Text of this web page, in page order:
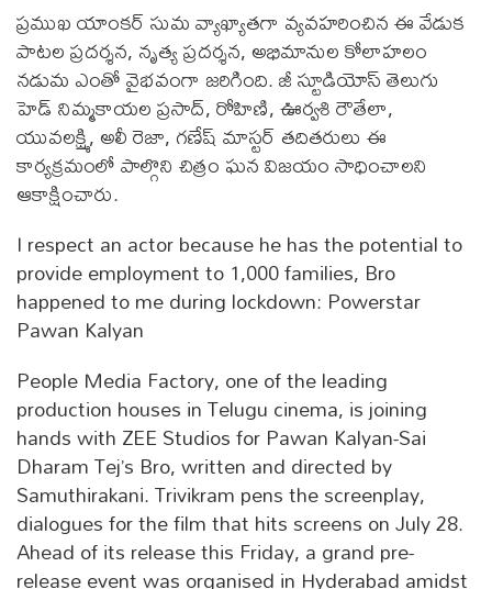
ప్రముఖ యాంకర్ సుమ వ్యాఖ్యాతగా వ్యవహరించిన ఈ వేడుక
పాటల ప్రదర్శన, నృత్య ప్రదర్శన, అభిమానుల కోలాహలం
నడుమ ఎంతో వైభవంగా జరిగింది. జీ స్టూడియోస్ తెలుగు
హెడ్ నిమ్మకాయల ప్రసాద్, రోహిణి, ఊర్వశి రౌతేలా,
యువలక్ష్మి, అలీ రెజా, గణేష్ మాస్టర్ తదితరులు ఈ
కార్యక్రమంలో పాల్గొని చిత్రం ఘన విజయం సాధించాలని
ఆకాక్షించారు.
I respect an actor because he has the potential to
provide employment to 1,000 families, Bro
happened to me during lockdown: Powerstar
Pawan Kalyan
People Media Factory, one of the leading
production houses in Telugu cinema, is joining
hands with ZEE Studios for Pawan Kalyan-Sai
Dharam Tej’s Bro, written and directed by
Samuthirakani. Trivikram pens the screenplay,
dialogues for the film that hits screens on July 28.
Ahead of its release this Friday, a grand pre-
release event was organised in Hyderabad amidst